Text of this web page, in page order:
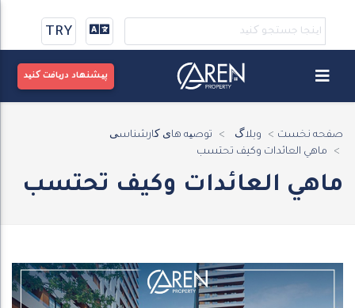
TRY
پیشنهاد دریافت کنید
صفحه نخست وبلاگ
توصیه های کارشناسی
ماهي العائدات وكيف تحتسب
ماهي العائدات وكيف تحتسب